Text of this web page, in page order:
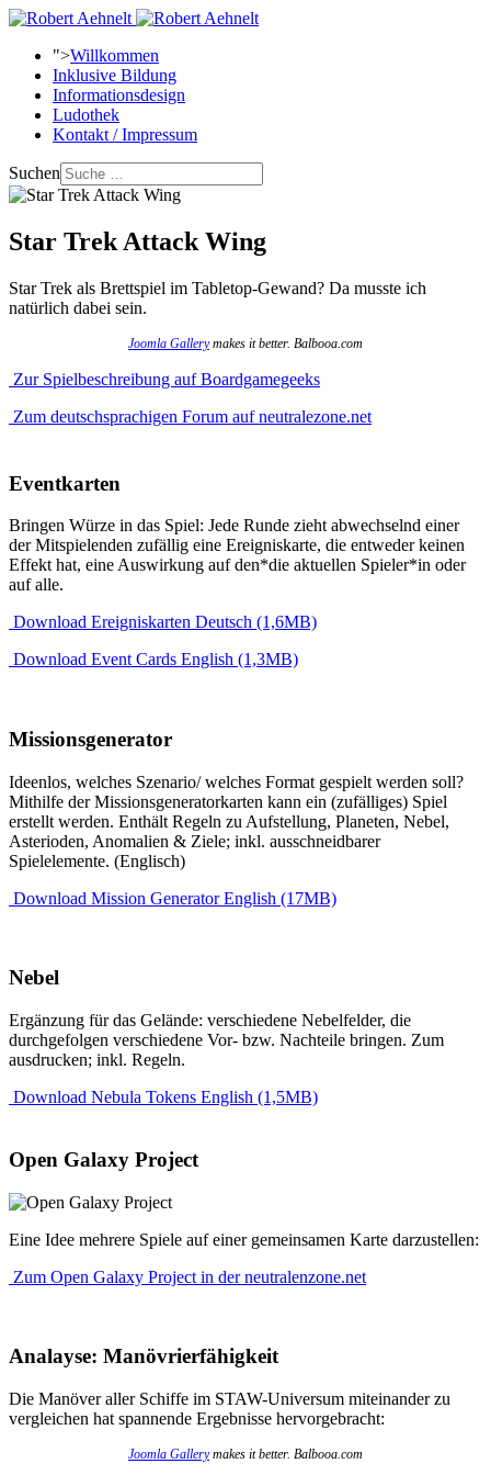
">Willkommen
Inklusive Bildung
Informationsdesign
Ludothek
Kontakt / Impressum
Suchen
Star Trek Attack Wing
Star Trek als Brettspiel im Tabletop-Gewand? Da musste ich
natürlich dabei sein.
Joomla Gallerymakes it better. Balbooa.com
Zur Spielbeschreibung auf Boardgamegeeks
Zum deutschsprachigen Forum auf neutralezone.net
Eventkarten
Bringen Würze in das Spiel: Jede Runde zieht abwechselnd einer
der Mitspielenden zufällig eine Ereigniskarte, die entweder keinen
Effekt hat, eine Auswirkung auf den*die aktuellen Spieler*in oder
auf alle.
Download Ereigniskarten Deutsch (1,6MB)
Download Event Cards English (1,3MB)
Missionsgenerator
Ideenlos, welches Szenario/ welches Format gespielt werden soll?
Mithilfe der Missionsgeneratorkarten kann ein (zufälliges) Spiel
erstellt werden. Enthält Regeln zu Aufstellung, Planeten, Nebel,
Asterioden, Anomalien & Ziele; inkl. ausschneidbarer
Spielelemente. (Englisch)
Download Mission Generator English (17MB)
Nebel
Ergänzung für das Gelände: verschiedene Nebelfelder, die
durchgefolgen verschiedene Vor- bzw. Nachteile bringen. Zum
ausdrucken; inkl. Regeln.
Download Nebula Tokens English (1,5MB)
Open Galaxy Project
Eine Idee mehrere Spiele auf einer gemeinsamen Karte darzustellen:
Zum Open Galaxy Project in der neutralenzone.net
Analayse: Manövrierfähigkeit
Die Manöver aller Schiffe im STAW-Universum miteinander zu
vergleichen hat spannende Ergebnisse hervorgebracht:
Joomla Gallerymakes it better. Balbooa.com